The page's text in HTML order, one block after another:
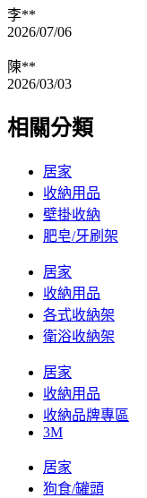
李**
2026/07/06
陳**
2026/03/03
相關分類
居家
收納用品
壁掛收納
肥皂/牙刷架
居家
收納用品
各式收納架
衛浴收納架
居家
收納用品
收納品牌專區
3M
居家
狗食/罐頭